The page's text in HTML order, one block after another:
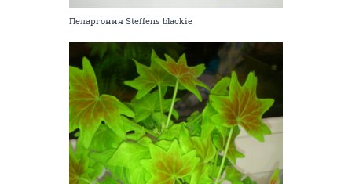
Пеларгония Steffens blackie